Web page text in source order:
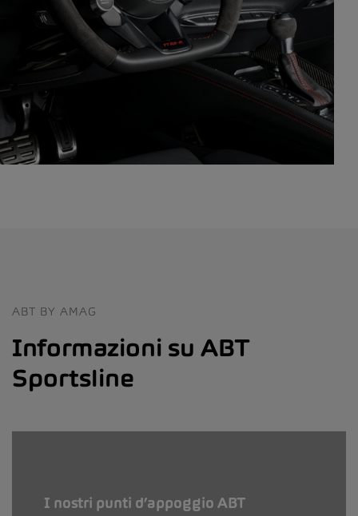
ABT BY AMAG
Informazioni su ABT
Sportsline
I nostri punti d’appoggio ABT